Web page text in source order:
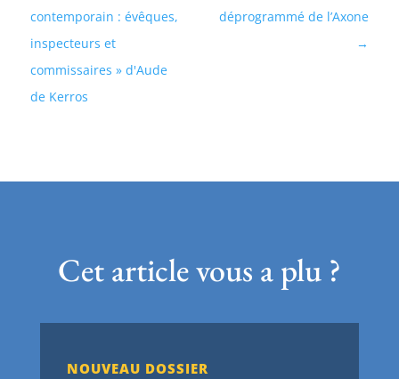
déprogrammé de l’Axone
contemporain : évêques,
inspecteurs et
commissaires » d'Aude
de Kerros
Cet article vous a plu ?
NOUVEAU DOSSIER